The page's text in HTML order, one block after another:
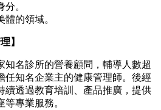
。
的領域。
】
知名診所的營養顧問，輔導人數超
任知名企業主的健康管理師。後經
續透過教育培訓、產品推廣，提供
專業服務。